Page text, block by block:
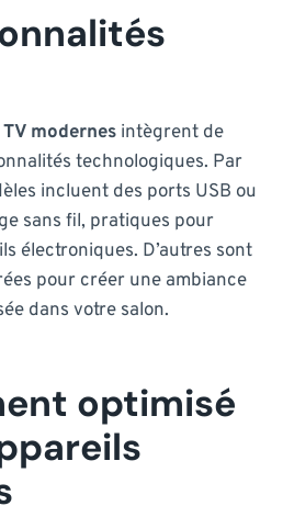
modernes intègrent de
technologiques. Par
incluent des ports USB ou
sans fil, pratiques pour
électroniques. D’autres sont
pour créer une ambiance
dans votre salon.
optimisé